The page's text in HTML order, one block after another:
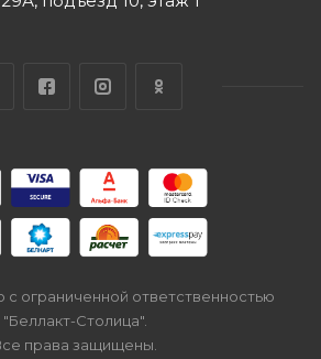
ограниченной ответственностью
"Беллакт-Столица".
права защищены.